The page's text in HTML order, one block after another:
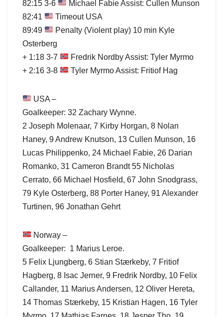
82:15 3-6
Michael Fabie Assist: Cullen Munson
82:41
Timeout USA
89:49
Penalty (Violent play) 10 min Kyle
Osterberg
+ 1:18 3-7
Fredrik Nordby Assist: Tyler Myrmo
+ 2:16 3-8
Tyler Myrmo Assist: Fritiof Hag
USA –
Goalkeeper: 32 Zachary Wynne.
2 Joseph Molenaar, 7 Kirby Horgan, 8 Nolan
Haney, 9 Andrew Knutson, 13 Cullen Munson, 16
Lucas Philippenko, 24 Michael Fabie, 26 Darian
Romanko, 31 Cameron Brandt 55 Nicholas
Cerrato, 66 Michael Hosfield, 67 John Snodgrass,
79 Kyle Osterberg, 88 Porter Haney, 91 Alexander
Turtinen, 96 Jonathan Gehrt
Norway –
Goalkeeper: 1 Marius Leroe.
5 Felix Ljungberg, 6 Stian Stærkeby, 7 Fritiof
Hagberg, 8 Isac Jerner, 9 Fredrik Nordby, 10 Felix
Callander, 11 Marius Andersen, 12 Oliver Hereta,
14 Thomas Stærkeby, 15 Kristian Hagen, 16 Tyler